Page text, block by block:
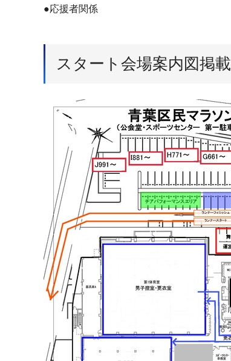
●応援者関係
スタート会場案内図掲載